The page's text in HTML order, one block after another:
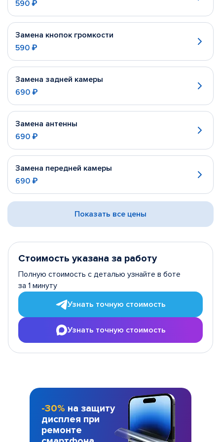
590 ₽
Замена кнопок громкости
590 ₽
Замена задней камеры
690 ₽
Замена антенны
690 ₽
Замена передней камеры
690 ₽
Показать все цены
Стоимость указана за работу
Полную стоимость с деталью узнайте в боте
за 1 минуту
Узнать точную стоимость
Узнать точную стоимость
-30% на защиту
дисплея при
ремонте